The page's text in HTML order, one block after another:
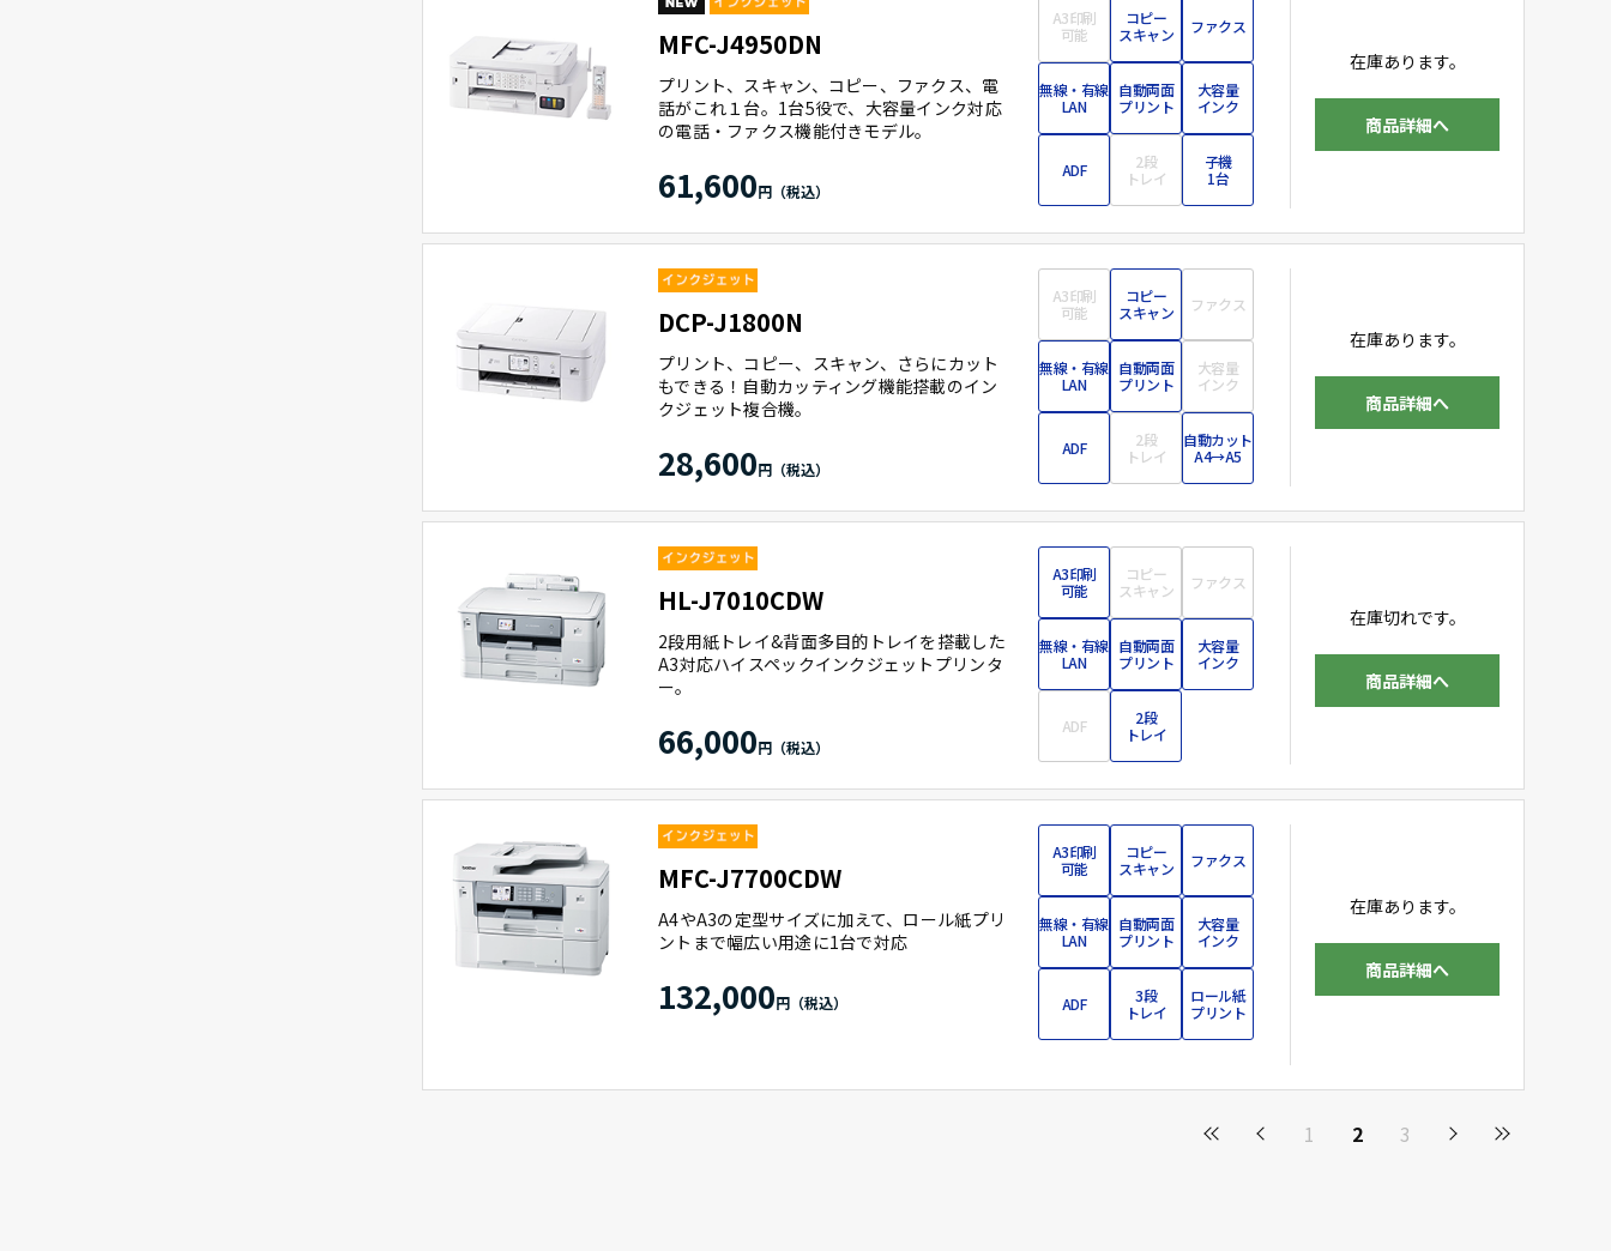
MFC-J4950DN
プリント、スキャン、コピー、ファクス、電
話がこれ１台。1台5役で、大容量インク対応
の電話・ファクス機能付きモデル。
61,600
A3印刷
可能
コピー
スキャン
ファクス
無線・有線
LAN
自動両面
プリント
大容量
インク
ADF
2段
トレイ
子機
1台
在庫あります。
商品詳細へ
DCP-J1800N
プリント、コピー、スキャン、さらにカット
もできる！自動カッティング機能搭載のイン
クジェット複合機。
28,600
A3印刷
可能
コピー
スキャン
ファクス
無線・有線
LAN
自動両面
プリント
大容量
インク
ADF
2段
トレイ
自動カット
A4→A5
在庫あります。
商品詳細へ
HL-J7010CDW
2段用紙トレイ&背面多目的トレイを搭載した
A3対応ハイスペックインクジェットプリンタ
ー。
66,000
A3印刷
可能
コピー
スキャン
ファクス
無線・有線
LAN
自動両面
プリント
大容量
インク
ADF
2段
トレイ
在庫切れです。
商品詳細へ
MFC-J7700CDW
A4やA3の定型サイズに加えて、ロール紙プリ
ントまで幅広い用途に1台で対応
132,000
A3印刷
可能
コピー
スキャン
ファクス
無線・有線
LAN
自動両面
プリント
大容量
インク
ADF
3段
トレイ
ロール紙
プリント
在庫あります。
商品詳細へ
1 2 3